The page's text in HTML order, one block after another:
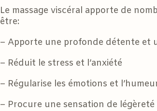
Le massage viscéral apporte de
être:
– Apporte une profonde détente et
– Réduit le stress et l’anxiété
– Régularise les émotions et
– Procure une sensation de